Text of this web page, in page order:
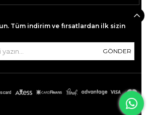
Tüm indirim ve fırsatlardan ilk sizin
GÖNDER